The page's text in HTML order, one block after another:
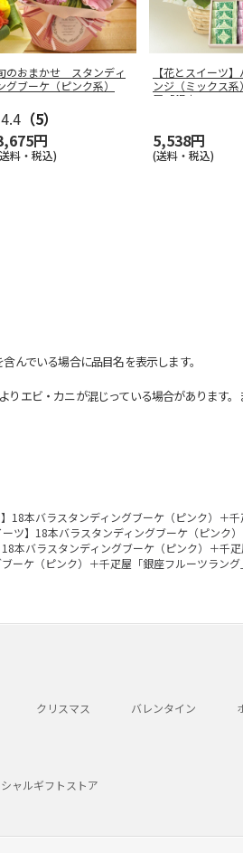
のおまかせ スタンディ
グブーケ（ピンク系）
4.4 （5）
円
料・税込)
【花とスイーツ
ンジ（ミックス系
屋「銀座フ
5,538円
(送料・税込)
んでいる場合に品目名を表示します。
ビ・カニが混じっている場合があります
】18本バラスタンディングブーケ（ピンク）＋
ーツ】18本バラスタンディングブーケ（ピンク
18本バラスタンディングブーケ（ピンク）＋千
ーケ（ピンク）＋千疋屋「銀座フルーツラング」
クリスマス バレンタイン
ャルギフトストア